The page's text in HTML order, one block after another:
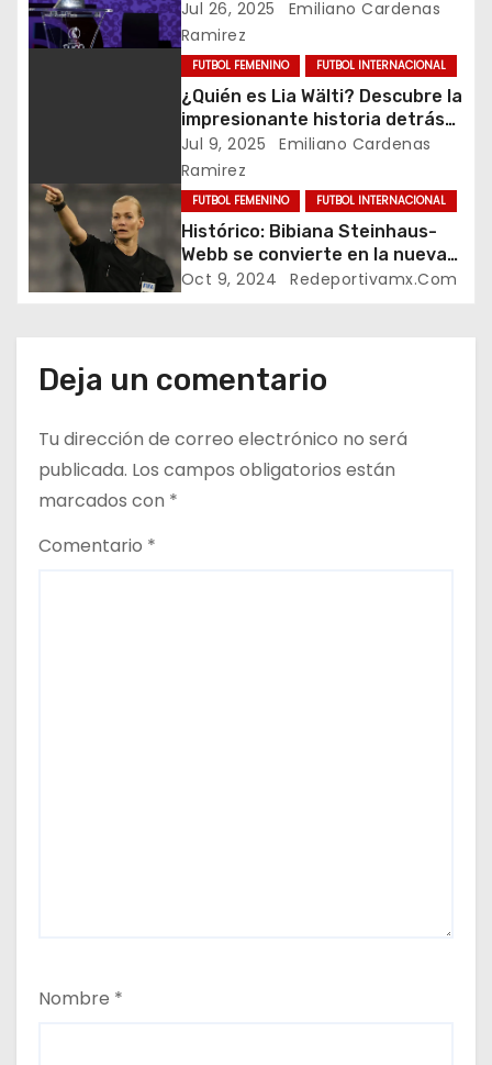
c
d
e
e
t
r
a
d
Femenil
Jul 26, 2025
Emiliano Cardenas
Ramirez
FUTBOL FEMENINO FUTBOL INTERNACIONAL
¿Quién es Lia Wälti? Descubre la
impresionante historia detrás
de la capitana de Suiza
Jul 9, 2025
Emiliano Cardenas
Ramirez
FUTBOL FEMENINO FUTBOL INTERNACIONAL
Histórico: Bibiana Steinhaus-
Webb se convierte en la nueva
jefa del Departamento de
Oct 9, 2024 Redeportivamx.com
Deja un comentario
Tu dirección de correo electrónico no será
publicada. Los campos obligatorios están
marcados con *
Comentario *
Nombre *